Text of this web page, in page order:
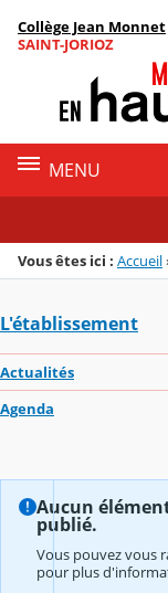
Menu de la
Contenu
Collège Jean Monnet
SAINT-JORIOZ
MENU
Vous êtes ici : Accueil
L'établissement
Actualités
Agenda
Aucun
publié.
Vous pouvez vous
pour plus